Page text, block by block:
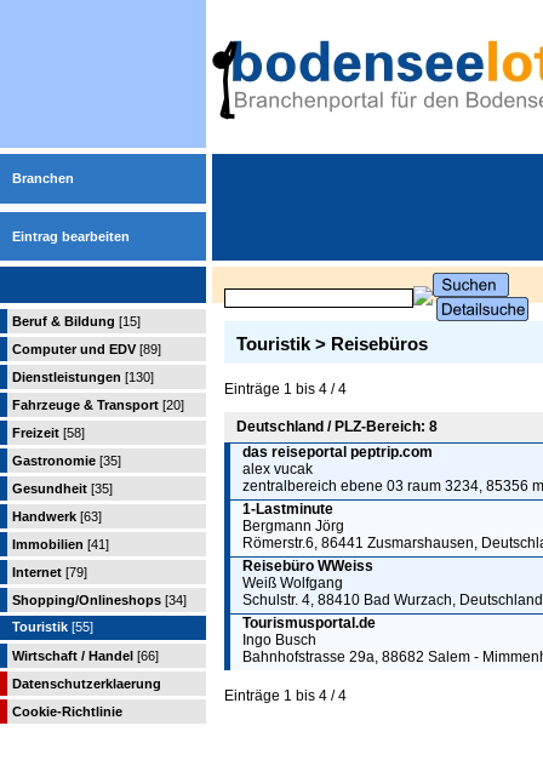
Branchen
Eintrag bearbeiten
Beruf & Bildung [15]
Computer und EDV [89]
Dienstleistungen [130]
Fahrzeuge & Transport [20]
Freizeit [58]
Gastronomie [35]
Gesundheit [35]
Handwerk [63]
Immobilien [41]
Internet [79]
Shopping/Onlineshops [34]
Touristik [55]
Wirtschaft / Handel [66]
Datenschutzerklaerung
Cookie-Richtlinie
Touristik > Reisebüros
Einträge 1 bis 4 / 4
Deutschland / PLZ-Bereich: 8
das reiseportal peptrip.com
alex vucak
zentralbereich ebene 03 raum 3234, 85356
1-Lastminute
Bergmann Jörg
Römerstr.6, 86441 Zusmarshausen,
Reisebüro WWeiss
Weiß Wolfgang
Schulstr. 4, 88410 Bad Wurzach, Deutschland
Tourismusportal.de
Ingo Busch
Bahnhofstrasse 29a, 88682 Salem -
Einträge 1 bis 4 / 4